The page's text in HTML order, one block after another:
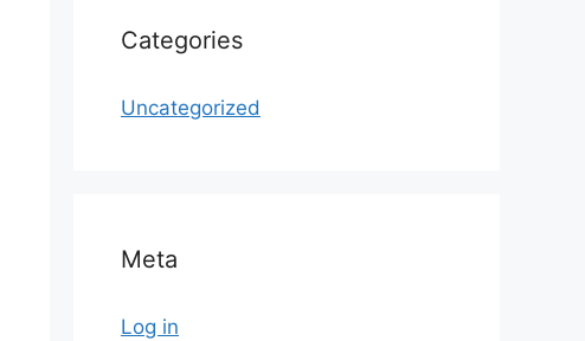
Categories
Uncategorized
Meta
Log in